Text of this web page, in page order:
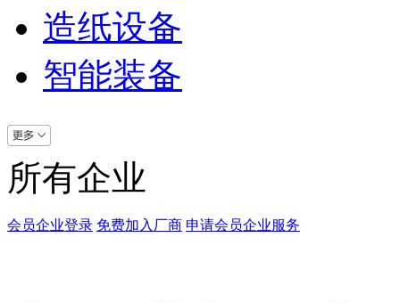
造纸设备
智能装备
所有企业
会员企业登录 免费加入厂商 申请会员企业服务